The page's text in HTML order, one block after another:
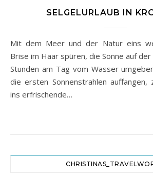
SELGELURLAUB IN
Mit dem Meer und der Natur eins werden... die frische
Brise im Haar spüren, die Sonne auf
Stunden am Tag vom Wasser
die ersten Sonnenstrahlen auffangen,
ins erfrischende…